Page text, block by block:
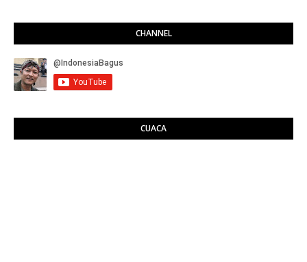
CHANNEL
CUACA